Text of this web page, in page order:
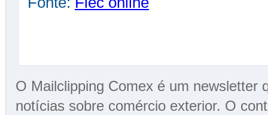
O Mailclipping Comex é um newsletter
notícias sobre comércio exterior. O